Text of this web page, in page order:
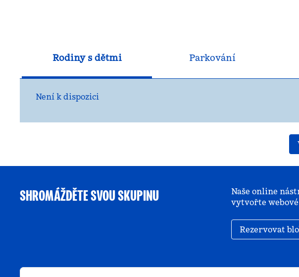
Rodiny s dětmi Parkování
Není k dispozici
SHROMÁŽDĚTE SVOU SKUPINU
Naše online
vytvořte
Rezervovat